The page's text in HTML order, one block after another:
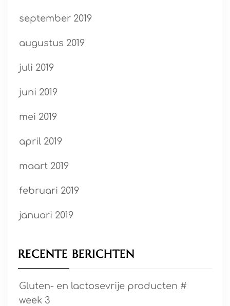
september 2019
augustus 2019
juli 2019
juni 2019
mei 2019
april 2019
maart 2019
februari 2019
januari 2019
RECENTE BERICHTEN
Gluten- en lactosevrije producten #
week 3